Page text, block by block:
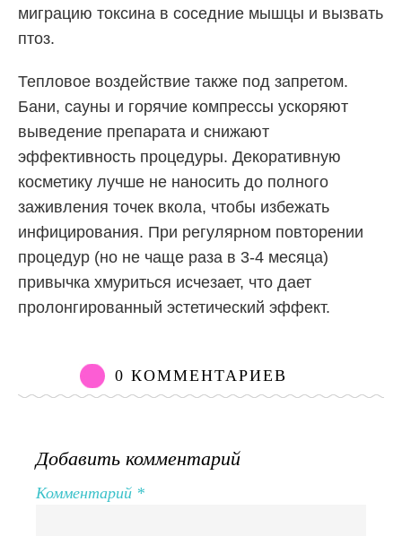
миграцию токсина в соседние мышцы и вызвать
птоз.
Тепловое воздействие также под запретом.
Бани, сауны и горячие компрессы ускоряют
выведение препарата и снижают
эффективность процедуры. Декоративную
косметику лучше не наносить до полного
заживления точек вкола, чтобы избежать
инфицирования. При регулярном повторении
процедур (но не чаще раза в 3-4 месяца)
привычка хмуриться исчезает, что дает
пролонгированный эстетический эффект.
0 КОММЕНТАРИЕВ
Добавить комментарий
Комментарий *